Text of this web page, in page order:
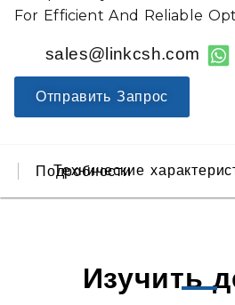
For Efficient And Reliable
sales@linkcsh.com
Отправить Запрос
Подробности
Технические
Изучить